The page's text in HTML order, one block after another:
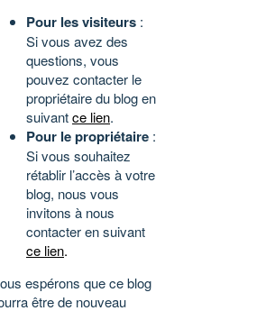
Pour les visiteurs :
Si vous avez des
questions, vous
pouvez contacter le
propriétaire du blog en
suivantce lien.
Pour le propriétaire :
Si vous souhaitez
rétablir l’accès à votre
blog, nous vous
invitons à nous
contacter en suivant
ce lien.
espérons que ce blog
être de nouveau